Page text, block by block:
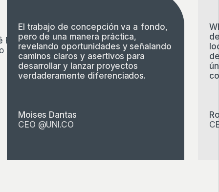
Rocha
@Ativaurb
El trabajo de concepción va a fondo,
pero de una manera práctica,
revelando oportunidades y señalando
caminos claros y asertivos para
desarrollar y lanzar proyectos
verdaderamente diferenciados.
Moises Dantas
CEO @UNI.CO